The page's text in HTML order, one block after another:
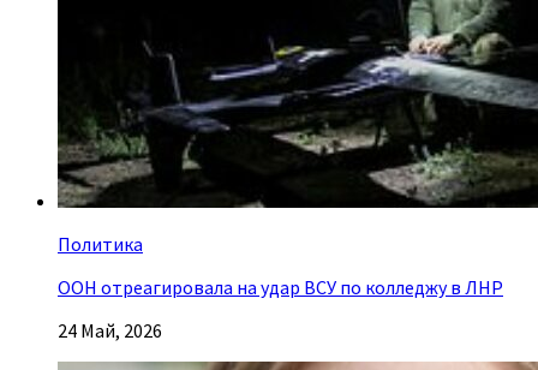
Политика
ООН отреагировала на удар ВСУ по колледжу в ЛНР
24 Май, 2026